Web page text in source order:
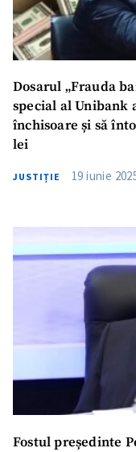
Dosarul „Frauda
special al Unibank
închisoare și să
lei
JUSTIȚIE 19 iunie
Fostul președinte